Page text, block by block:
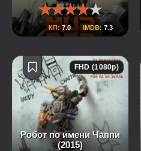
КП: 7.0 IMDB: 7.3
Робот по имени Чаппи
(2015)
FHD (1080p)